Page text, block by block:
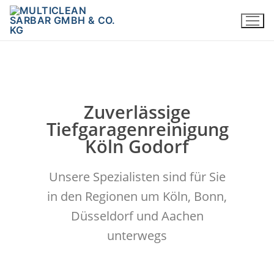
Zuverlässige
Tiefgaragenreinigung
Köln Godorf
Unsere Spezialisten sind für Sie
in den Regionen um Köln, Bonn,
Düsseldorf und Aachen
unterwegs